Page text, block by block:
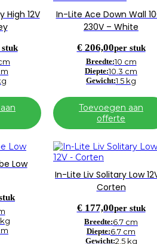
High 12V
In-Lite Ace Down Wall
230V – White
€206,00per stuk
Breedte:10 cm
Diepte:10.3 cm
Gewicht:1.5 kg
Toevoegen aan
offerte
Low
In-Lite Liv Solitary Low
Corten
€177,00per stuk
Breedte:6.7 cm
Diepte:6.7 cm
Gewicht:2.5 kg